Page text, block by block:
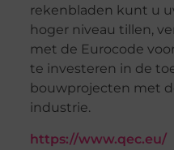
rekenbladen kunt u
hoger niveau tillen,
met de Eurocode
te investeren in de
bouwprojecten met
industrie.
https://www.qec.eu/